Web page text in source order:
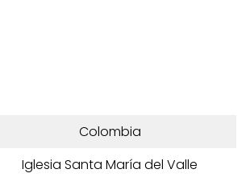
Colombia
Iglesia Santa María del Valle